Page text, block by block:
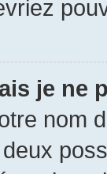
je ne
nom